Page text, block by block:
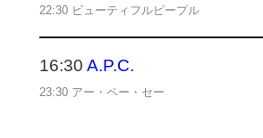
22:30 ビューティフルピープル
16:30 A.P.C.
23:30 アー・ペー・セー